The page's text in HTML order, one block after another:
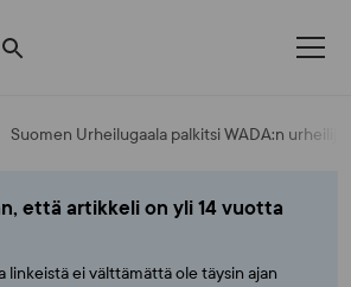
Suomen Urheilugaala palkitsi WADA:n
että artikkeli on yli 14 vuotta
linkeistä ei välttämättä ole täysin ajan